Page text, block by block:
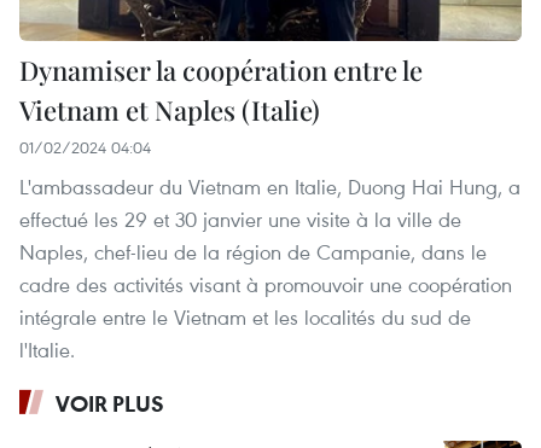
Dynamiser la coopération entre le
Vietnam et Naples (Italie)
01/02/2024 04:04
L'ambassadeur du Vietnam en Italie, Duong Hai Hung, a
effectué les 29 et 30 janvier une visite à la ville de
Naples, chef-lieu de la région de Campanie, dans le
cadre des activités visant à promouvoir une coopération
intégrale entre le Vietnam et les localités du sud de
l'Italie.
VOIR PLUS